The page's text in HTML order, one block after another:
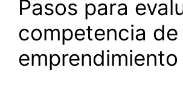
Pasos para
competencia de
emprendimiento